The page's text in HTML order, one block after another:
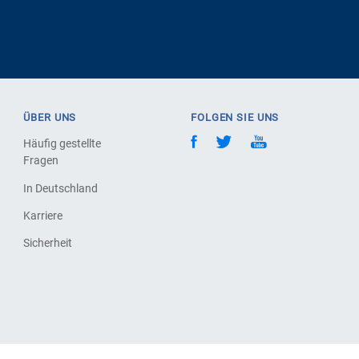
ÜBER UNS
Häufig gestellte
Fragen
In Deutschland
Karriere
Sicherheit
FOLGEN SIE UNS